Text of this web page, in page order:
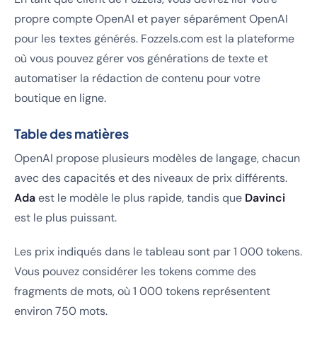
propre compte OpenAI et payer séparément OpenAI
pour les textes générés. Fozzels.com est la plateforme
où vous pouvez gérer vos générations de texte et
automatiser la rédaction de contenu pour votre
boutique en ligne.
Table des matières
OpenAI propose plusieurs modèles de langage, chacun
avec des capacités et des niveaux de prix différents.
Adaest le modèle le plus rapide, tandis que Davinci
est le plus puissant.
Les prix indiqués dans le tableau sont par 1 000 tokens.
Vous pouvez considérer les tokens comme des
fragments de mots, où 1 000 tokens représentent
environ 750 mots.